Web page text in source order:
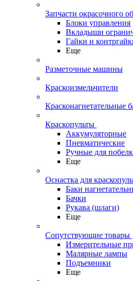
Запчасти окрасочного
Блоки управления
Вкладыши
Гайки и
Еще
Разметочные машины
Краскоизмельчители
Красконагнетательные
Краскопульты
Аккумуляторные
Пневматические
Ручные для
Еще
Оснастка для
Баки
Бачки
Рукава (шлаги)
Еще
Сопутствующие товары
Измерительные
Малярные лампы
Подъемники
Еще